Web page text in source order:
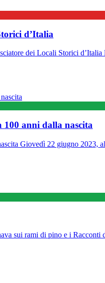
d’Italia
dei Locali Storici
anni dalla nascita
Giovedì 22 giugno 2023,
sui rami di pino e i